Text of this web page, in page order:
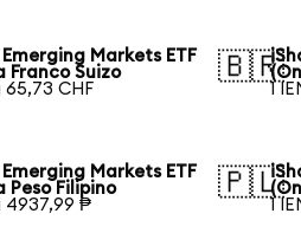
Markets ETF
Franco Suizo
65,73 CHF
🇧🇷
1
Markets ETF
Peso Filipino
4937,99 ₱
🇵🇱
1